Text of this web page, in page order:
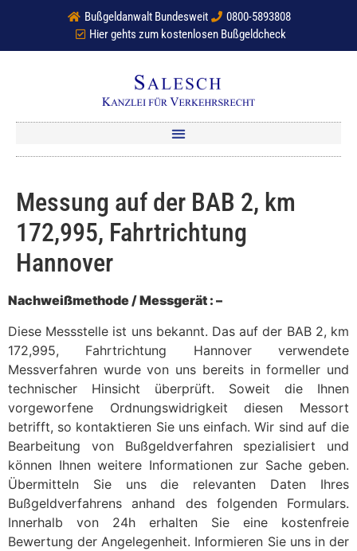
Bußgeldanwalt Bundesweit
0800-5893808
Hier gehts zum kostenlosen Bußgeldcheck
Messung auf der BAB 2, km
172,995, Fahrtrichtung
Hannover
Nachweißmethode / Messgerät : –
Diese Messstelle ist uns bekannt. Das auf der BAB 2, km
172,995, Fahrtrichtung Hannover verwendete
Messverfahren wurde von uns bereits in formeller und
technischer Hinsicht überprüft. Soweit die Ihnen
vorgeworfene Ordnungswidrigkeit diesen Messort
betrifft, so kontaktieren Sie uns einfach. Wir sind auf die
Bearbeitung von Bußgeldverfahren spezialisiert und
können Ihnen weitere Informationen zur Sache geben.
Übermitteln Sie uns die relevanten Daten Ihres
Bußgeldverfahrens anhand des folgenden Formulars.
Innerhalb von 24h erhalten Sie eine kostenfreie
Bewertung der Angelegenheit. Informieren Sie uns in der